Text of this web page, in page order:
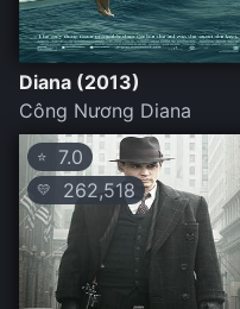
Diana (2013)
Công Nương Diana
⭐ 7.0
💛 262,518